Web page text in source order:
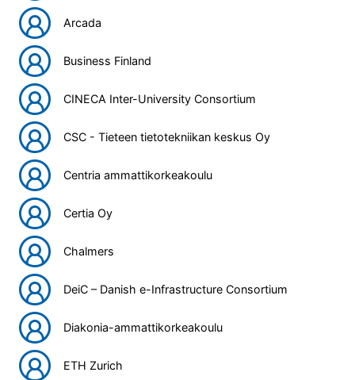
Arcada
Business Finland
CINECA Inter-University Consortium
CSC - Tieteen tietotekniikan keskus Oy
Centria ammattikorkeakoulu
Certia Oy
Chalmers
DeiC – Danish e-Infrastructure Consortium
Diakonia-ammattikorkeakoulu
ETH Zurich